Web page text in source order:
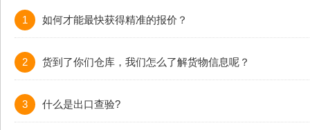
1 如何才能最快获得精准的报价？
2 货到了你们仓库，我们怎么了解货物信息呢？
3 什么是出口查验?